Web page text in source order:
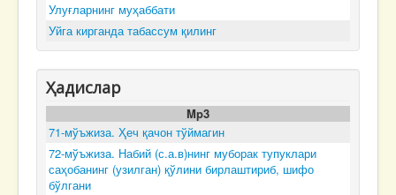
Улуғларнинг муҳаббати
Уйга кирганда табассум қилинг
Ҳадислар
Mp3
71-мўъжиза. Ҳеч қачон тўймагин
72-мўъжиза. Набий (с.а.в)нинг муборак тупуклари
саҳобанинг (узилган) қўлини бирлаштириб, шифо
бўлгани